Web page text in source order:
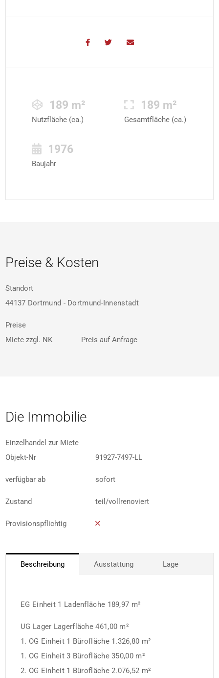
189 m²
Nutzfläche (ca.)
189 m²
Gesamtfläche (ca.)
1976
Baujahr
Preise & Kosten
Standort
44137 Dortmund - Dortmund-Innenstadt
Preise
Miete zzgl. NK
Preis auf Anfrage
Die Immobilie
Einzelhandel zur Miete
Objekt-Nr
91927-7497-LL
verfügbar ab sofort
Zustand teil/vollrenoviert
Provisionspflichtig
Beschreibung Ausstattung Lage
EG Einheit 1 Ladenfläche 189,97 m²
UG Lager Lagerfläche 461,00 m²
1. OG Einheit 1 Bürofläche 1.326,80 m²
1. OG Einheit 3 Bürofläche 350,00 m²
2. OG Einheit 1 Bürofläche 2.076,52 m²